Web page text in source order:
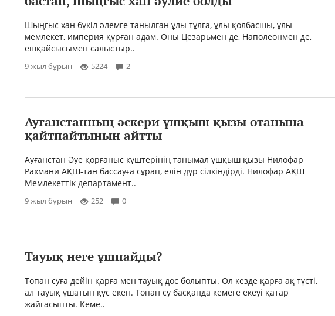
Шыңғыс хан бүкіл әлемге таныл­ған ұлы тұлға, ұлы қолбасшы, ұлы
мемлекет, империя құрған адам. Оны Цезарьмен де, Наполеонмен де,
ешқай­сысымен салыстыр..
9 жыл бұрын 5224 2
Ауғанстанның әскери ұшқыш қызы отанына
қайтпайтынын айтты
Ауғанстан Әуе қорғаныс күштерінің танымал ұшқыш қызы Нилофар
Рахмани АҚШ-тан бассауға сұрап, елін дүр сілкіндірді. Нилофар АҚШ
Мемлекеттік департамент..
9 жыл бұрын 252 0
Тауық неге ұшпайды?
Топан суға дейін қарға мен тауық дос болыпты. Ол кезде қарға ақ түсті,
ал тауық ұшатын құс екен. Топан су басқанда кемеге екеуі қатар
жайғасыпты. Кеме..